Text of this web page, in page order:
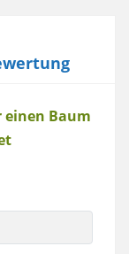
einen Baum